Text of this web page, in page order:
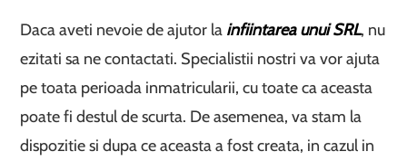
Daca aveti nevoie de ajutor la infiintarea unui SRL, nu
ezitati sa ne contactati. Specialistii nostri va vor ajuta
pe toata perioada inmatricularii, cu toate ca aceasta
poate fi destul de scurta. De asemenea, va stam la
dispozitie si dupa ce aceasta a fost creata, in cazul in